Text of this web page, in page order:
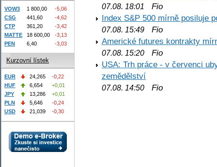
07.08. 18:01
Fio
Index S&P 500 mírně posiluje
07.08. 15:49 Fio
Americké futures kontrakty
07.08. 15:20 Fio
USA: Trh práce - v červenci
zemědělství
07.08. 14:50 Fio
VOW3 1 800,00
-5,06
CSG
441,60
-4,62
CTP
361,20
-3,42
MATTE
18 600,00
-3,13
PEN
6,40 -3,03
Kurzovní lístek
EUR 24,265
-0,22
HUF
6,654
+0,01
JPY
13,286
+0,01
PLN
5,646
-0,24
USD
21,039 -0,30